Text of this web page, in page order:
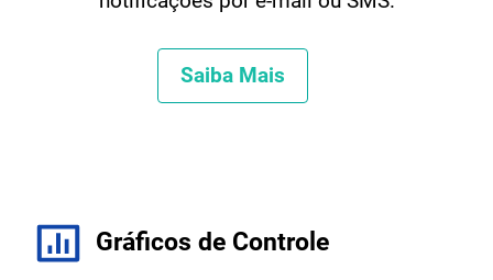
Saiba Mais
Gráficos de Controle